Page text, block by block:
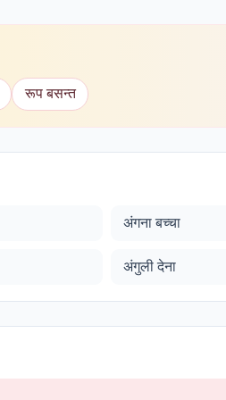
रूप बसन्त
अंगना बच्चा
अंगुली देना